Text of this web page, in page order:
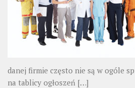
danej firmie często nie są w ogóle
na tablicy ogłoszeń […]